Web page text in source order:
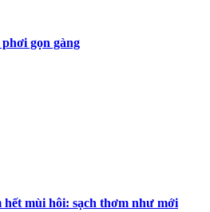
gọn gàng
hết mùi hôi: sạch thơm như mới